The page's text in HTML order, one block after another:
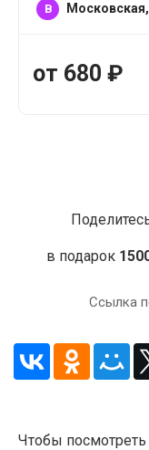
B
от 680 ₽
в подарок
Ссылка
Чтобы